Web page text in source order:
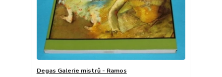
Degas Galerie mistrů - Ramos